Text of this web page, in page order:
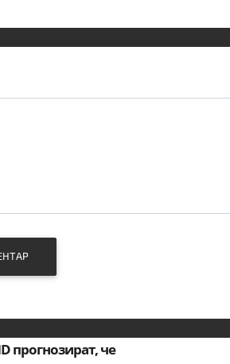
прогнозират, че